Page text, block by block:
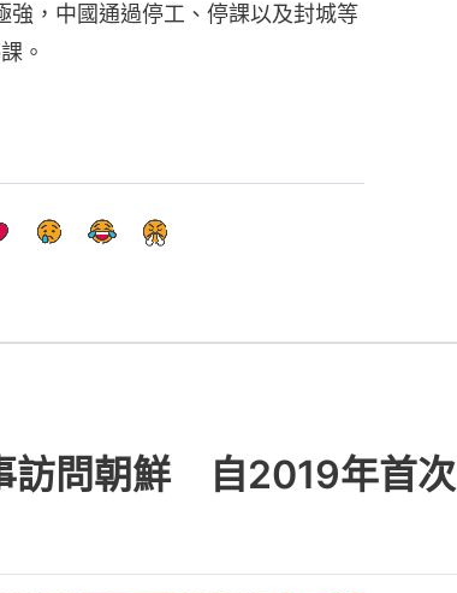
強，中國通過停工、停課以及封城等
。
訪問朝鮮 自2019年首次